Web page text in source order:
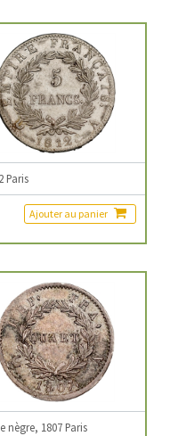
Paris
Ajouter au panier
nègre, 1807 Paris